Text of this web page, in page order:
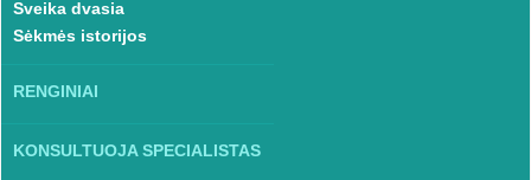
Sveika dvasia
Sėkmės istorijos
RENGINIAI
KONSULTUOJA SPECIALISTAS